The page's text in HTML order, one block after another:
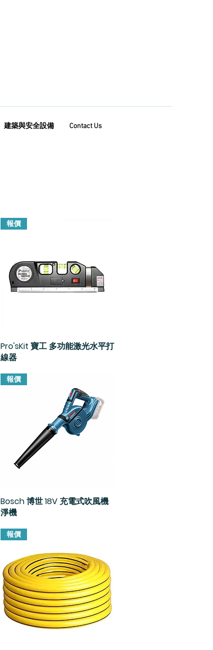
建築與安全設備 Contact Us
快速瀏覽
報價
Pro'sKit 寶工 多功能激光水平打
線器
快速瀏覽
報價
Bosch 博世 18V 充電式吹風機
淨機
報價